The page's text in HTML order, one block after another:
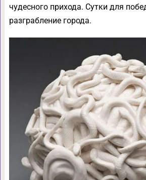
чудесного прихода. Сутки для
разграбление города.